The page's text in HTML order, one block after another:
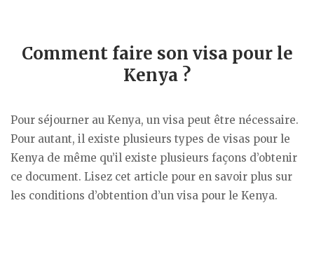
Comment faire son visa pour le
Kenya ?
Pour séjourner au Kenya, un visa peut être nécessaire.
Pour autant, il existe plusieurs types de visas pour le
Kenya de même qu’il existe plusieurs façons d’obtenir
ce document. Lisez cet article pour en savoir plus sur
les conditions d’obtention d’un visa pour le Kenya.